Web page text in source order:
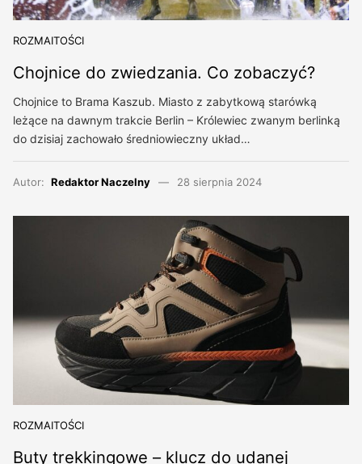
ROZMAITOŚCI
Chojnice do zwiedzania. Co zobaczyć?
Chojnice to Brama Kaszub. Miasto z zabytkową starówką
leżące na dawnym trakcie Berlin – Królewiec zwanym berlinką
do dzisiaj zachowało średniowieczny układ…
Autor: Redaktor Naczelny 28 sierpnia 2024
ROZMAITOŚCI
Buty trekkingowe – klucz do udanej